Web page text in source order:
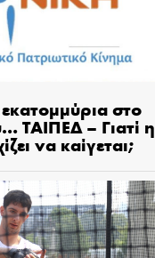
στο
ΤΑΙΠΕΔ – Γιατί η
να καίγεται;